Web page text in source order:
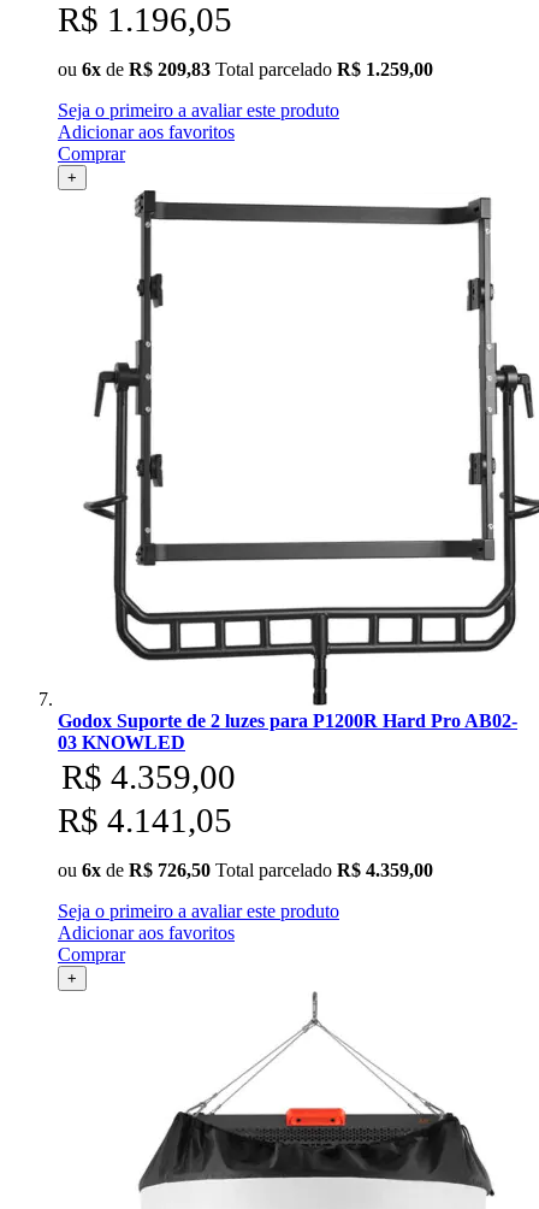
R$ 1.196,05
ou 6x de R$ 209,83 Total parcelado R$ 1.259,00
Seja o primeiro a avaliar este produto
Adicionar aos favoritos
Comprar
+
Godox Suporte de 2 luzes para P1200R Hard Pro AB02-
03 KNOWLED
R$ 4.359,00
R$ 4.141,05
ou 6x de R$ 726,50 Total parcelado R$ 4.359,00
Seja o primeiro a avaliar este produto
Adicionar aos favoritos
Comprar
+